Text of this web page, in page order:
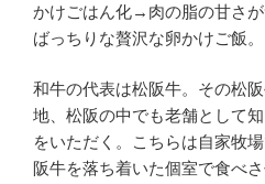
かけごはん化→肉の脂の甘さ
ばっちりな贅沢な卵かけご飯。
和牛の代表は松阪牛。その松
地、松阪の中でも老舗として
をいただく。こちらは自家牧
阪牛を落ち着いた個室で食べ